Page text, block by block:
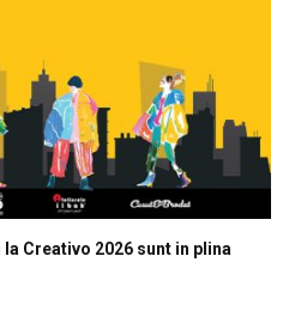
Creativo 2026 sunt in plina